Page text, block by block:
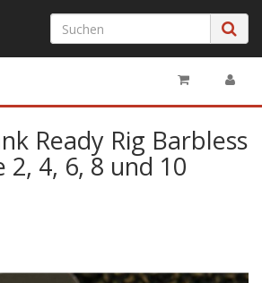
Ready Rig Barbless
2, 4, 6, 8 und 10